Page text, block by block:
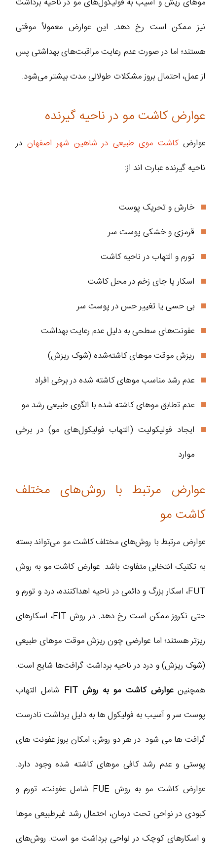
موهای ریش و آسیب به فولیکول‌های مو در ناحیه برداشت
نیز ممکن است رخ دهد. این عوارض معمولاً موقتی
هستند؛ اما در صورت عدم رعایت مراقبت‌های بهداشتی پس
از عمل، احتمال بروز مشکلات طولانی‌ مدت بیشتر می‌شود.
عوارض کاشت مو در ناحیه گیرنده
عوارضکاشت موی طبیعی در شاهین شهر اصفهان در
ناحیه گیرنده عبارت‌ اند از:
خارش و تحریک پوست
قرمزی و خشکی پوست سر
تورم و التهاب در ناحیه کاشت
اسکار یا جای زخم در محل کاشت
بی‌ حسی یا تغییر حس در پوست سر
عفونت‌های سطحی به دلیل عدم رعایت بهداشت
ریزش موقت موهای کاشته‌شده (شوک ریزش)
عدم رشد مناسب موهای کاشته‌ شده در برخی افراد
عدم تطابق موهای کاشته‌ شده با الگوی طبیعی رشد مو
ایجاد فولیکولیت (التهاب فولیکول‌های مو) در برخی
موارد
عوارض مرتبط با روش‌های مختلف
کاشت مو
عوارض مرتبط با روش‌های مختلف کاشت مو می‌تواند بسته
به تکنیک انتخابی متفاوت باشد. عوارض کاشت مو به روش
FUT، اسکار بزرگ و دائمی در ناحیه اهداکننده، درد و تورم و
حتی نکروز ممکن است رخ دهد. در روش FIT، اسکارهای
ریزتر هستند؛ اما عوارضی چون ریزش موقت موهای طبیعی
(شوک ریزش) و درد در ناحیه برداشت گرافت‌ها شایع است.
همچنینعوارض کاشت مو به روش FIT
شامل التهاب
پوست سر و آسیب به فولیکول‌ ها به دلیل برداشت نادرست
گرافت‌ ها می‌ شود. در هر دو روش، امکان بروز عفونت‌ های
پوستی و عدم رشد کافی موهای کاشته‌ شده وجود دارد.
عوارض کاشت مو به روش FUE شامل عفونت، تورم و
کبودی در نواحی تحت درمان، احتمال رشد غیرطبیعی موها
و اسکارهای کوچک در نواحی برداشت مو است. روش‌های